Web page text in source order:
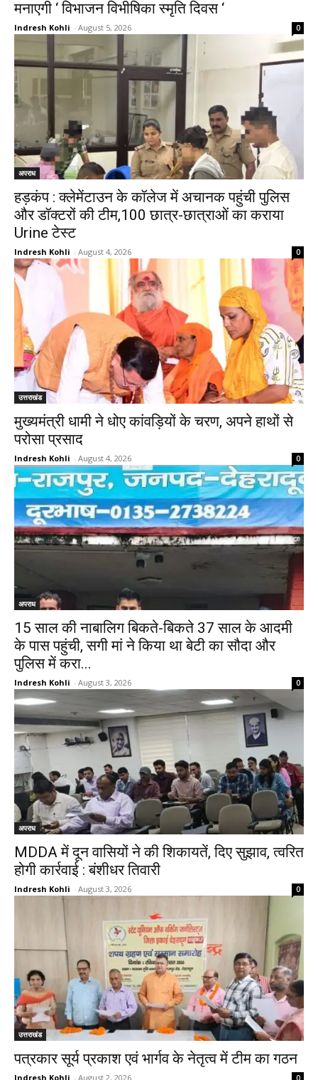
मनाएगी ‘ विभाजन विभीषिका स्मृति दिवस ‘
Indresh Kohli - August 5, 2026 0
अपराध
हड़कंप : क्लेमेंटाउन के कॉलेज में अचानक पहुंची पुलिस
और डॉक्टरों की टीम,100 छात्र-छात्राओं का कराया
Urine टेस्ट
Indresh Kohli - August 4, 2026 0
उत्तराखंड
मुख्यमंत्री धामी ने धोए कांवड़ियों के चरण, अपने हाथों से
परोसा प्रसाद
Indresh Kohli - August 4, 2026 0
अपराध
15 साल की नाबालिग बिकते-बिकते 37 साल के आदमी
के पास पहुंची, सगी मां ने किया था बेटी का सौदा और
पुलिस में करा...
Indresh Kohli - August 3, 2026 0
अपराध
MDDA में दून वासियों ने की शिकायतें, दिए सुझाव, त्वरित
होगी कार्रवाई : बंशीधर तिवारी
Indresh Kohli - August 3, 2026 0
उत्तराखंड
पत्रकार सूर्य प्रकाश एवं भार्गव के नेतृत्व में टीम का गठन
Indresh Kohli - August 2, 2026 0